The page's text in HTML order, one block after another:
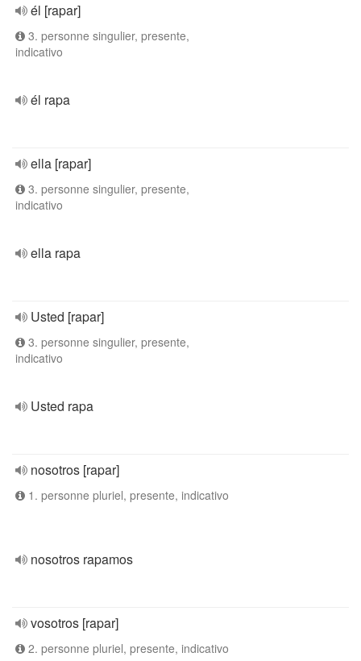
él [rapar]
3. personne singulier, presente,
indicativo
él rapa
ella [rapar]
3. personne singulier, presente,
indicativo
ella rapa
Usted [rapar]
3. personne singulier, presente,
indicativo
Usted rapa
nosotros [rapar]
1. personne pluriel, presente, indicativo
nosotros rapamos
vosotros [rapar]
2. personne pluriel, presente, indicativo